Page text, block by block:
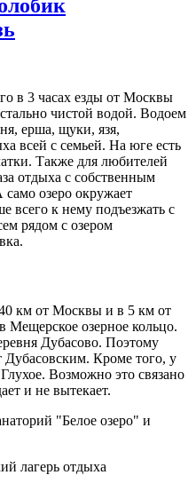
в 3 часах езды от Москвы
чистой водой. Водоем
ерша, щуки, язя,
всей с семьей. На юге есть
Также для любителей
отдыха с собственным
озеро окружает
всего к нему подъезжать с
рядом с озером
км от Москвы и в 5 км от
Мещерское озерное кольцо.
Дубасово. Поэтому
Кроме того, у
Возможно это связано
и не вытекает.
"Белое озеро" и
лагерь отдыха